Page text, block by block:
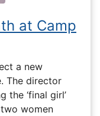
at Camp
a new
The director
the ‘final girl’
women